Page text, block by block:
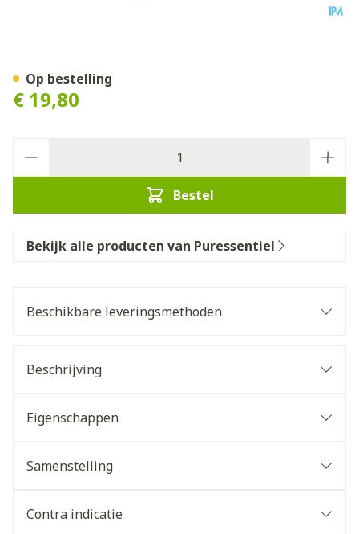
€ 19,80
Bestel
Op bestelling
Bekijk alle producten van Puressentiel
Beschikbare leveringsmethoden
Beschrijving
Eigenschappen
Samenstelling
Contra indicatie